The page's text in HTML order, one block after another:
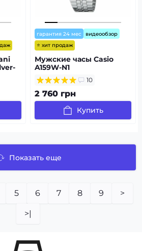
гарантия 24 мес
видеообзор
⭐ хит продаж
Мужские часы Casio
A159W-N1
10
2 760 грн
Купить
Показать еще
5 6 7 8 9 >
>|